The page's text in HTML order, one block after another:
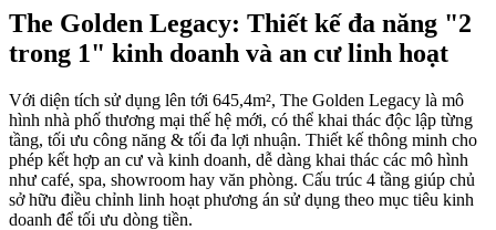
The Golden Legacy: Thiết kế đa năng "2
trong 1" kinh doanh và an cư linh hoạt
Với diện tích sử dụng lên tới 645,4m², The Golden Legacy là mô
hình nhà phố thương mại thế hệ mới, có thể khai thác độc lập từng
tầng, tối ưu công năng & tối đa lợi nhuận. Thiết kế thông minh cho
phép kết hợp an cư và kinh doanh, dễ dàng khai thác các mô hình
như café, spa, showroom hay văn phòng. Cấu trúc 4 tầng giúp chủ
sở hữu điều chỉnh linh hoạt phương án sử dụng theo mục tiêu kinh
doanh để tối ưu dòng tiền.